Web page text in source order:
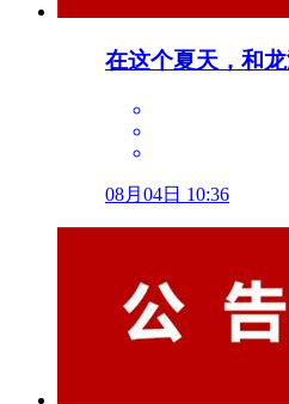
在这个夏天，和
08月04日 10:36